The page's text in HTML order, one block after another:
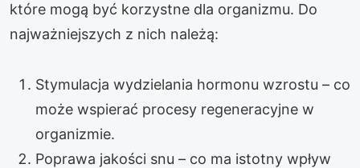
które mogą być korzystne dla organizmu. Do
najważniejszych z nich należą:
Stymulacja wydzielania hormonu wzrostu – co
może wspierać procesy regeneracyjne w
organizmie.
Poprawa jakości snu – co ma istotny wpływ